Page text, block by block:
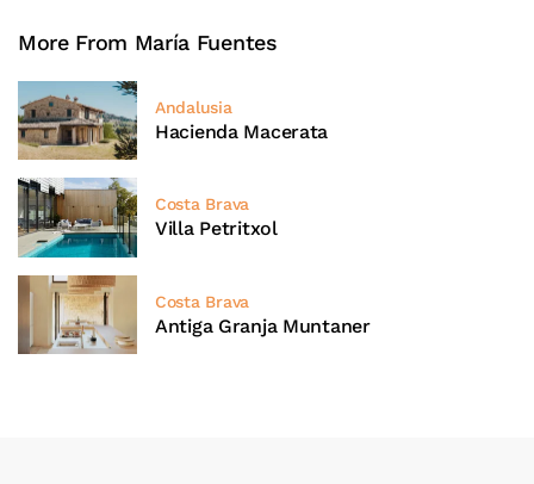
More From María Fuentes
Andalusia
Hacienda Macerata
Costa Brava
Villa Petritxol
Costa Brava
Antiga Granja Muntaner